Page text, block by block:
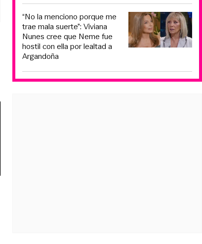
“No la menciono porque me
trae mala suerte”: Viviana
Nunes cree que Neme fue
hostil con ella por lealtad a
Argandoña